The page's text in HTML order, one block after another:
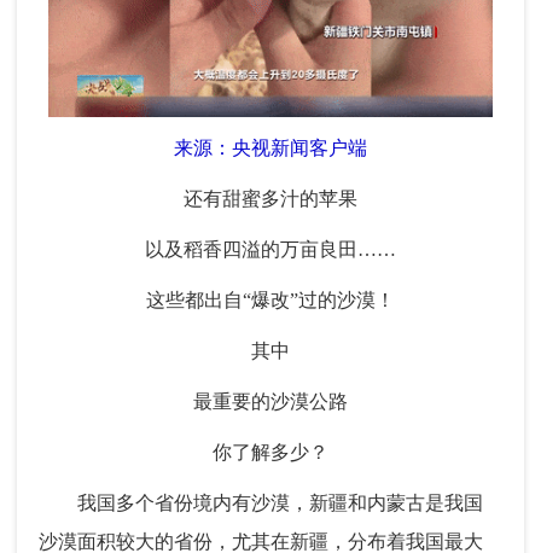
来源：央视新闻客户端
还有甜蜜多汁的苹果
以及稻香四溢的万亩良田……
这些都出自“爆改”过的沙漠！
其中
最重要的沙漠公路
你了解多少？
我国多个省份境内有沙漠，新疆和内蒙古是我国
沙漠面积较大的省份，尤其在新疆，分布着我国最大